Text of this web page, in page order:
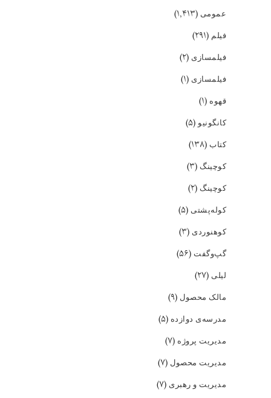
عمومی (۱,۴۱۳)
فیلم (۲۹۱)
فیلمسازی (۲)
فیلمسازی (۱)
قهوه (۱)
کانگونیو(۵)
کتاب (۱۳۸)
کوچینگ (۳)
کوچینگ (۲)
کوله‌پشتی (۵)
کوهنوردی (۳)
گپ‌و‌گفت (۵۶)
لیلی (۲۷)
مالک محصول (۹)
مدرسه‌ی دوازده (۵)
مدیریت پروژه (۷)
مدیریت محصول (۷)
مدیریت و رهبری (۷)